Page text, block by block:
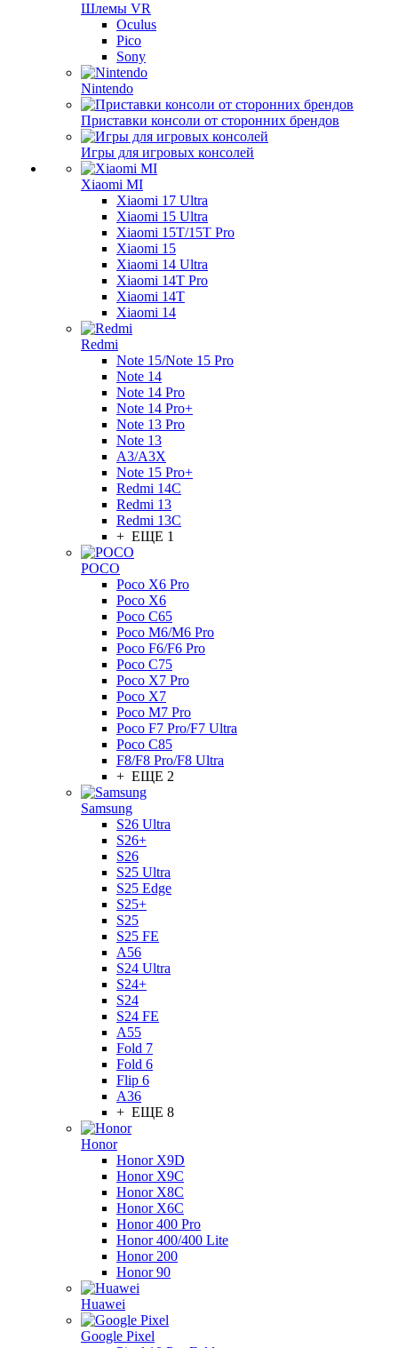
Шлемы VR
Oculus
Pico
Sony
Nintendo
Приставки консоли от сторонних брендов
Игры для игровых консолей
Xiaomi MI
Xiaomi 17 Ultra
Xiaomi 15 Ultra
Xiaomi 15T/15T Pro
Xiaomi 15
Xiaomi 14 Ultra
Xiaomi 14T Pro
Xiaomi 14T
Xiaomi 14
Redmi
Note 15/Note 15 Pro
Note 14
Note 14 Pro
Note 14 Pro+
Note 13 Pro
Note 13
A3/A3X
Note 15 Pro+
Redmi 14C
Redmi 13
Redmi 13C
+ ЕЩЕ 1
POCO
Poco X6 Pro
Poco X6
Poco C65
Poco M6/M6 Pro
Poco F6/F6 Pro
Poco C75
Poco X7 Pro
Poco X7
Poco M7 Pro
Poco F7 Pro/F7 Ultra
Poco C85
F8/F8 Pro/F8 Ultra
+ ЕЩЕ 2
Samsung
S26 Ultra
S26+
S26
S25 Ultra
S25 Edge
S25+
S25
S25 FE
A56
S24 Ultra
S24+
S24
S24 FE
A55
Fold 7
Fold 6
Flip 6
A36
+ ЕЩЕ 8
Honor
Honor X9D
Honor X9C
Honor X8C
Honor X6C
Honor 400 Pro
Honor 400/400 Lite
Honor 200
Honor 90
Huawei
Google Pixel